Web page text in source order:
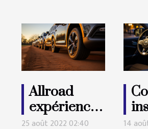
Allroad
expérience :
Quel pneu
25 août 2022 02:40 14